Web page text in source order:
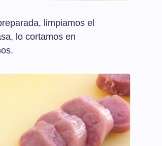
limpiamos el
lo cortamos en